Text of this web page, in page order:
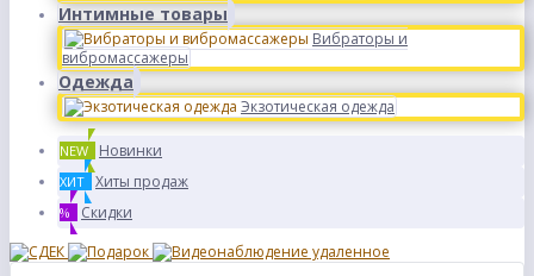
Интимные товары
Вибраторы и
вибромассажеры
Одежда
Экзотическая одежда
NEW Новинки
ХИТ Хиты продаж
% Скидки